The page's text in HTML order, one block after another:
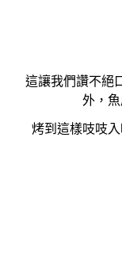
這讓我們讚不絕
外，
烤到這樣吱吱